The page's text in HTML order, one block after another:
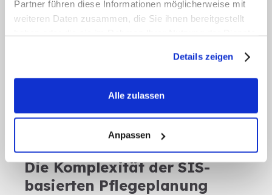
Partner führen diese Informationen möglicherweise mit
weiteren Daten zusammen, die Sie ihnen bereitgestellt
Details zeigen
Alle zulassen
Anpassen
verspätete oder unvollständige Berichte.
Werden vorgeschriebene Personalschlüssel
verpasster 8-Stunden-Schicht fällig werden
[11]
Automatisierte Prozesse sparen nicht nur Zeit,
sondern können auch die Einhaltung von
Vorgaben erleichtern und die Arbeitsbelastung
spürbar reduzieren.
Die Komplexität der SIS-
basierten Pflegeplanung